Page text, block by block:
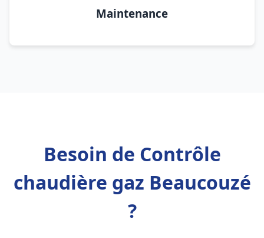
Maintenance
Besoin de Contrôle
chaudière gaz Beaucouzé
?